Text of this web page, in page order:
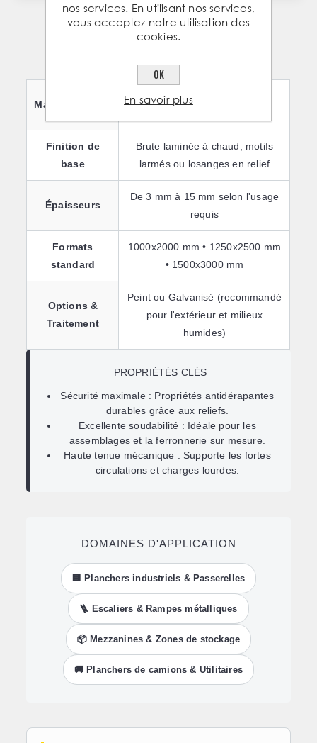
Matière / Norme
Acier de construction S235JR
Finition de
base
Brute laminée à chaud, motifs
larmés ou losanges en relief
Épaisseurs
De 3 mm à 15 mm selon l'usage
requis
Formats
standard
1000x2000 mm • 1250x2500 mm
• 1500x3000 mm
Options &
Traitement
Peint ou Galvanisé (recommandé
pour l'extérieur et milieux
humides)
PROPRIÉTÉS CLÉS
Sécurité maximale : Propriétés antidérapantes
durables grâce aux reliefs.
Excellente soudabilité : Idéale pour les
assemblages et la ferronnerie sur mesure.
Haute tenue mécanique : Supporte les fortes
circulations et charges lourdes.
DOMAINES D'APPLICATION
🏢 Planchers industriels & Passerelles
🪜 Escaliers & Rampes métalliques
📦 Mezzanines & Zones de stockage
🚚 Planchers de camions & Utilitaires
nos services. En utilisant nos services,
vous acceptez notre utilisation des
cookies.
OK
En savoir plus